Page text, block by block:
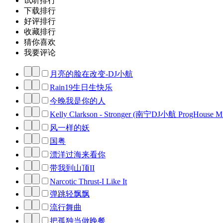
下载排行
好评排行
收藏排行
猜你喜欢
我要评论
月亮的脸在改变-DJ小航
Rain19生日生快乐
今晚我是你的人
Kelly Clarkson - Stronger (南宁DJ小航 ProgHouse
风一样的妖
国粤
漂洋过海来看你
带我到山顶II
Narcotic Thrust-I Like It
弹跳轻飘飘
流行舞曲
把孤独当做晚餐